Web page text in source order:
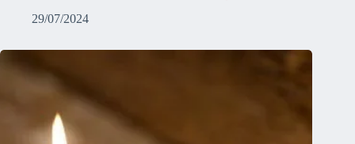
29/07/2024